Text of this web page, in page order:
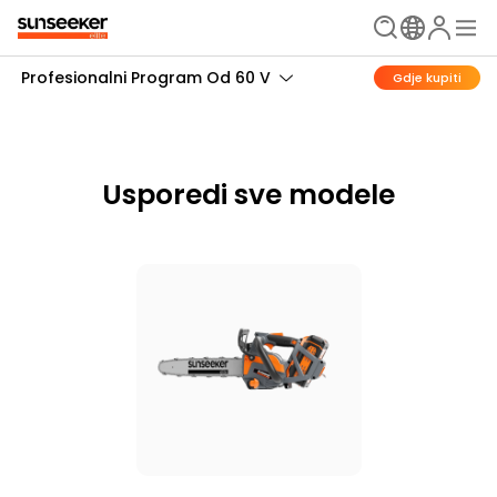
Profesionalni Program Od 60 V Gdje kupiti
Usporedi sve modele